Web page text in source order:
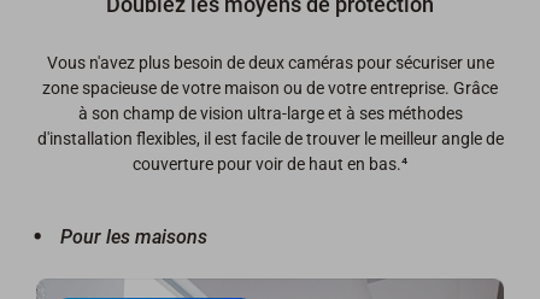
Vous n'avez plus besoin de deux caméras pour sécuriser une
zone spacieuse de votre maison ou de votre entreprise. Grâce
à son champ de vision ultra-large et à ses méthodes
d'installation flexibles, il est facile de trouver le meilleur angle de
couverture pour voir de haut en bas.⁴
Pour les maisons